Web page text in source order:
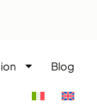
Blog